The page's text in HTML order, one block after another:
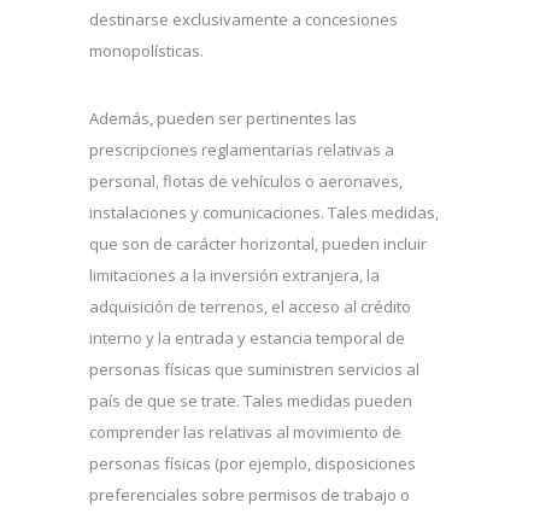
destinarse exclusivamente a concesiones
monopolísticas.
Además, pueden ser pertinentes las
prescripciones reglamentarias relativas a
personal, flotas de vehículos o aeronaves,
instalaciones y comunicaciones. Tales medidas,
que son de carácter horizontal, pueden incluir
limitaciones a la inversión extranjera, la
adquisición de terrenos, el acceso al crédito
interno y la entrada y estancia temporal de
personas físicas que suministren servicios al
país de que se trate. Tales medidas pueden
comprender las relativas al movimiento de
personas físicas (por ejemplo, disposiciones
preferenciales sobre permisos de trabajo o